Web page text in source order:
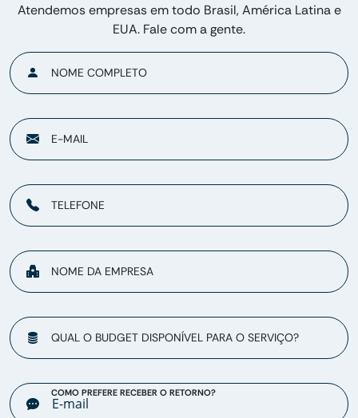
Atendemos empresas em todo Brasil, América Latina e
EUA. Fale com a gente.
NOME COMPLETO
E-MAIL
TELEFONE
NOME DA EMPRESA
QUAL O BUDGET DISPONÍVEL PARA O SERVIÇO?
COMO PREFERE RECEBER O RETORNO?